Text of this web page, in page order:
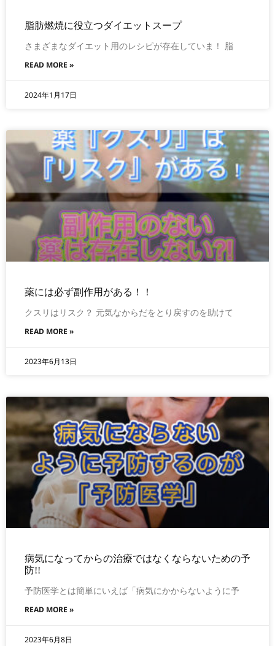
脂肪燃焼に役立つダイエットスープ
さまざまなダイエット用のレシピが存在していま！ 脂
READ MORE »
2024年1月17日
薬には必ず副作用がある！！
クスリはリスク？ 元気なからだをとり戻すのを助けて
READ MORE »
2023年6月13日
病気になってからの治療ではなくならないための予
防!!
予防医学とは簡単にいえば「病気にかからないように予
READ MORE »
2023年6月8日